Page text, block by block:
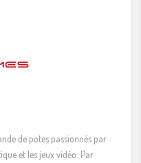
de potes passionnés par
et les jeux vidéo. Par